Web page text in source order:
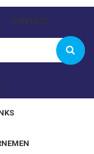
CONTACT